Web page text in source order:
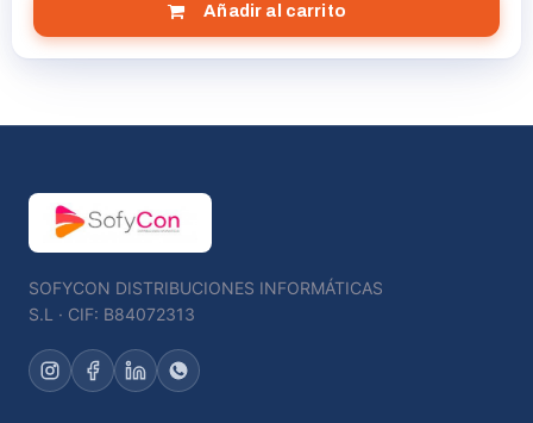
Añadir al carrito
SOFYCON DISTRIBUCIONES INFORMÁTICAS
S.L · CIF: B84072313